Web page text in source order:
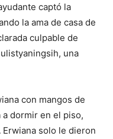
captó la
la ama de casa de
culpable de
una
con mangos de
dormir en el piso,
solo le dieron